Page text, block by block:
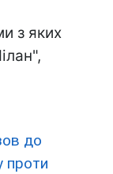
з яких
до
проти